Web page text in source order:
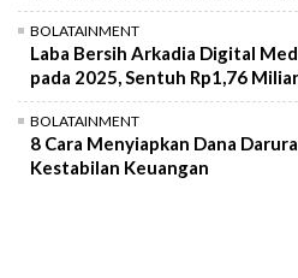
BOLATAINMENT
Laba Bersih Arkadia Digital
pada 2025, Sentuh Rp1,76 Miliar
BOLATAINMENT
8 Cara Menyiapkan Dana
Kestabilan Keuangan